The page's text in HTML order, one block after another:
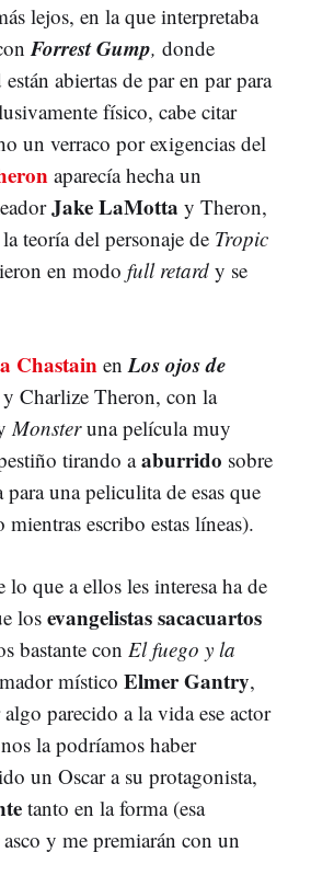
lejos, en la que interpretaba
Forrest Gump, donde
abiertas de par en par para
físico, cabe citar
un verraco por exigencias del
aparecía hecha un
Jake LaMotta y Theron,
teoría del personaje de Tropic
en modo full retard y se
Chastainen Los ojos de
Charlize Theron, con la
Monsteruna película muy
tirando aaburrido sobre
una peliculita de esas que
escribo estas líneas).
que a ellos les interesa ha de
los evangelistas sacacuartos
bastante con El fuego y la
místico Elmer Gantry,
parecido a la vida ese actor
la podríamos haber
un Oscar a su protagonista,
tanto en la forma (esa
y me premiarán con un